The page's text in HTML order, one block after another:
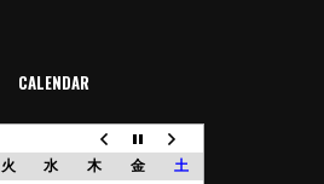
CALENDAR
火 水 木 金
土